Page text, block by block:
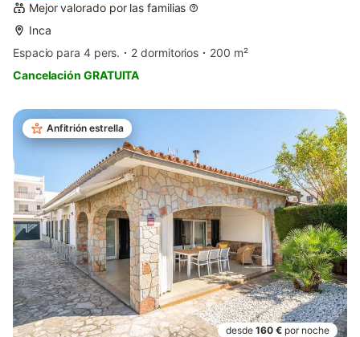
Mejor valorado por las familias
Inca
Espacio para 4 pers.
2 dormitorios
200 m²
Cancelación GRATUITA
Anfitrión estrella
desde 160 € por noche